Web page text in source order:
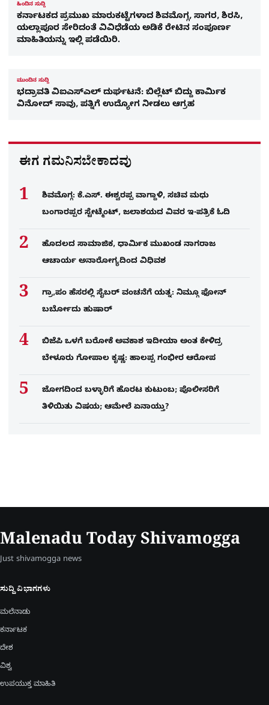
ಹಿಂದಿನ ಸುದ್ದಿ
ಕರ್ನಾಟಕದ ಪ್ರಮುಖ ಮಾರುಕಟ್ಟೆಗಳಾದ ಶಿವಮೊಗ್ಗ, ಸಾಗರ, ಶಿರಸಿ,
ಯಲ್ಲಾಪೂರ ಸೇರಿದಂತೆ ವಿವಿಧೆಡೆಯ ಅಡಿಕೆ ರೇಟಿನ ಸಂಪೂರ್ಣ
ಮಾಹಿತಿಯನ್ನು ಇಲ್ಲಿ ಪಡೆಯಿರಿ.
ಮುಂದಿನ ಸುದ್ದಿ
ಭದ್ರಾವತಿ ವಿಐಎಸ್‌ಎಲ್ ದುರ್ಘಟನೆ: ಬಿಲ್ಲೆಟ್ ಬಿದ್ದು ಕಾರ್ಮಿಕ
ವಿನೋದ್ ಸಾವು, ಪತ್ನಿಗೆ ಉದ್ಯೋಗ ನೀಡಲು ಆಗ್ರಹ
ಈಗ ಗಮನಿಸಬೇಕಾದವು
ಶಿವಮೊಗ್ಗ: ಕೆ.ಎಸ್. ಈಶ್ವರಪ್ಪ ವಾಗ್ದಾಳಿ, ಸಚಿವ ಮಧು
ಬಂಗಾರಪ್ಪರ ಸ್ಟೇಟ್ಮೆಂಟ್, ಜಲಾಶಯದ ವಿವರ ಇ-ಪತ್ರಿಕೆ ಓದಿ
ಹೊದಲದ ಸಾಮಾಜಿಕ, ಧಾರ್ಮಿಕ ಮುಖಂಡ ನಾಗರಾಜ
ಆಚಾರ್ಯ ಅನಾರೋಗ್ಯದಿಂದ ವಿಧಿವಶ
ಗ್ರಾ,ಪಂ ಹೆಸರಲ್ಲಿ ಸೈಬ‌ರ್ ವಂಚನೆಗೆ ಯತ್ನ: ನಿಮ್ಗೂ ಫೋನ್​
ಬರ್ಬೋದು ಹುಷಾರ್​​
ಬಿಜೆಪಿ ಒಳಗೆ ಬರೋಕೆ ಅವಕಾಶ ಇದೀಯಾ ಅಂತ ಕೇಳಿದ್ರ
ಬೇಳೂರು ಗೋಪಾಲ ಕೃಷ್ಣ: ಹಾಲಪ್ಪ ಗಂಭೀರ ಆರೋಪ
ಜೋಗದಿಂದ ಬಳ್ಳಾರಿಗೆ ಹೊರಟ ಕುಟುಂಬ; ಪೊಲೀಸರಿಗೆ
ತಿಳಿಯಿತು ವಿಷಯ; ಆಮೇಲೆ ಏನಾಯ್ತು?
Malenadu Today Shivamogga
Just shivamogga news
ಸುದ್ದಿ ವಿಭಾಗಗಳು
ಮಲೆನಾಡು
ಕರ್ನಾಟಕ
ದೇಶ
ವಿಶ್ವ
ಉಪಯುಕ್ತ ಮಾಹಿತಿ